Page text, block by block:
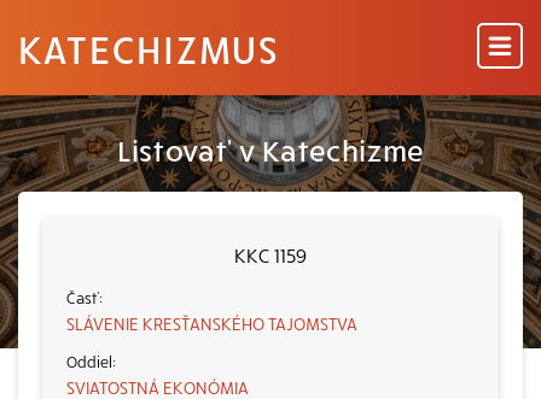
KATECHIZMUS
Listovať v Katechizme
KKC 1159
SLÁVENIE KRESŤANSKÉHO TAJOMSTVA
SVIATOSTNÁ EKONÓMIA